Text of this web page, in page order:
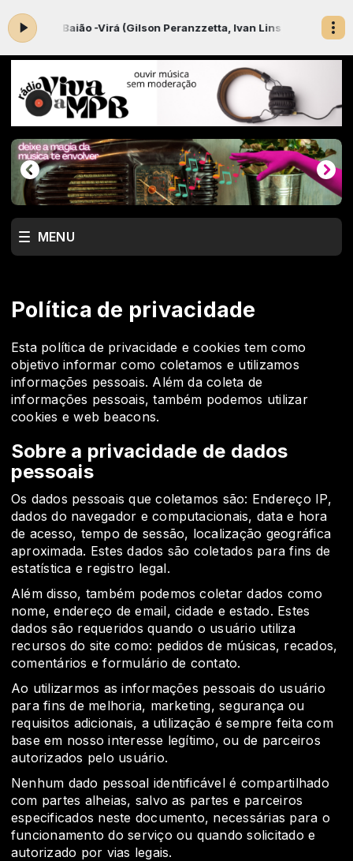
Baião -Virá (Gilson Peranzzetta, Ivan Lins e Vitor Martins)
MENU
Política de privacidade
Esta política de privacidade e cookies tem como
objetivo informar como coletamos e utilizamos
informações pessoais. Além da coleta de
informações pessoais, também podemos utilizar
cookies e web beacons.
Sobre a privacidade de dados
pessoais
Os dados pessoais que coletamos são: Endereço IP,
dados do navegador e computacionais, data e hora
de acesso, tempo de sessão, localização geográfica
aproximada. Estes dados são coletados para fins de
estatística e registro legal.
Além disso, também podemos coletar dados como
nome, endereço de email, cidade e estado. Estes
dados são requeridos quando o usuário utiliza
recursos do site como: pedidos de músicas, recados,
comentários e formulário de contato.
Ao utilizarmos as informações pessoais do usuário
para fins de melhoria, marketing, segurança ou
requisitos adicionais, a utilização é sempre feita com
base em nosso interesse legítimo, ou de parceiros
autorizados pelo usuário.
Nenhum dado pessoal identificável é compartilhado
com partes alheias, salvo as partes e parceiros
especificados neste documento, necessárias para o
funcionamento do serviço ou quando solicitado e
autorizado por vias legais.